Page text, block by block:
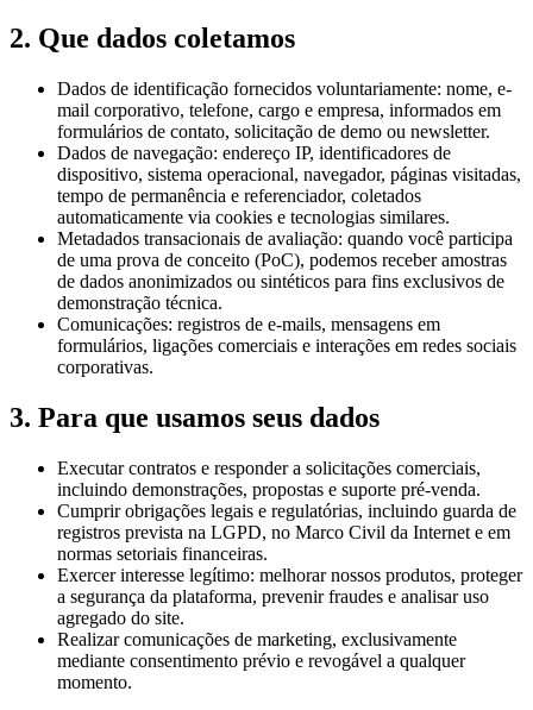
2. Que dados coletamos
Dados de identificação fornecidos voluntariamente: nome, e-
mail corporativo, telefone, cargo e empresa, informados em
formulários de contato, solicitação de demo ou newsletter.
Dados de navegação: endereço IP, identificadores de
dispositivo, sistema operacional, navegador, páginas visitadas,
tempo de permanência e referenciador, coletados
automaticamente via cookies e tecnologias similares.
Metadados transacionais de avaliação: quando você participa
de uma prova de conceito (PoC), podemos receber amostras
de dados anonimizados ou sintéticos para fins exclusivos de
demonstração técnica.
Comunicações: registros de e-mails, mensagens em
formulários, ligações comerciais e interações em redes sociais
corporativas.
3. Para que usamos seus dados
Executar contratos e responder a solicitações comerciais,
incluindo demonstrações, propostas e suporte pré-venda.
Cumprir obrigações legais e regulatórias, incluindo guarda de
registros prevista na LGPD, no Marco Civil da Internet e em
normas setoriais financeiras.
Exercer interesse legítimo: melhorar nossos produtos, proteger
a segurança da plataforma, prevenir fraudes e analisar uso
agregado do site.
Realizar comunicações de marketing, exclusivamente
mediante consentimento prévio e revogável a qualquer
momento.